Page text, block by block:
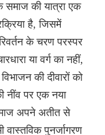
समाज की यात्रा एक
है, जिसमें
के चरण परस्पर
या वर्ग का नहीं,
की दीवारों को
नींव पर एक नया
अपने अतीत से
पुनर्जागरण